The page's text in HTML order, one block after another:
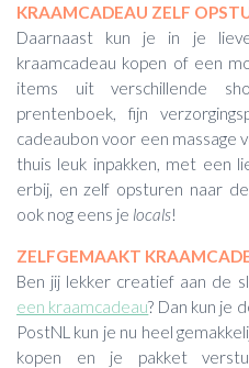
KRAAMCADEAU ZELF
Daarnaast kun je in je
kraamcadeau kopen of een
items uit verschillende
prentenboek, fijn
cadeaubon voor een massage
thuis leuk inpakken, met een
erbij, en zelf opsturen naar
ook nog eens je locals!
ZELFGEMAAKT
Ben jij lekker creatief aan de
een kraamcadeau? Dan kun je
PostNL kun je nu heel
kopen en je pakket